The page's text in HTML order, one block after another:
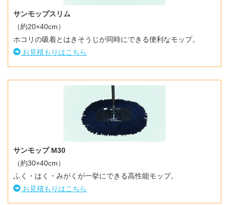
サンモップスリム
（約20×40cm）
ホコリの吸着とはきそうじが同時にできる便利なモップ。
お見積もりはこちら
サンモップ M30
（約30×40cm）
ふく・はく・みがくが一挙にできる高性能モップ。
お見積もりはこちら